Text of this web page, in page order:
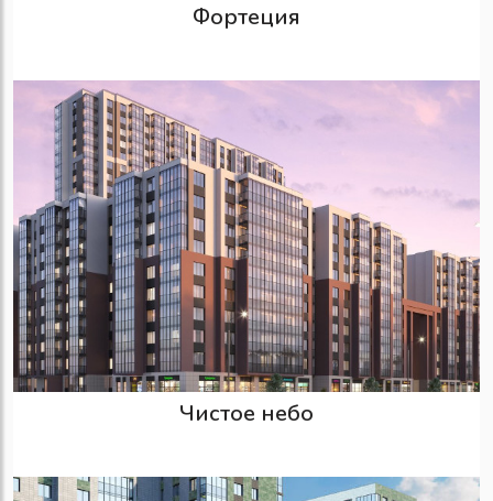
Фортеция
Чистое небо